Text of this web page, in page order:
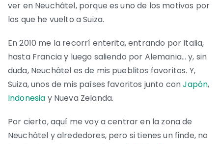
ver en Neuchâtel, porque es uno de los motivos por
los que he vuelto a Suiza.
En 2010 me la recorrí enterita, entrando por Italia,
hasta Francia y luego saliendo por Alemania… y, sin
duda, Neuchâtel es de mis pueblitos favoritos. Y,
Suiza, unos de mis países favoritos junto conJapón,
Indonesia y Nueva Zelanda.
Por cierto, aquí me voy a centrar en la zona de
Neuchâtel y alrededores, pero si tienes un finde, no